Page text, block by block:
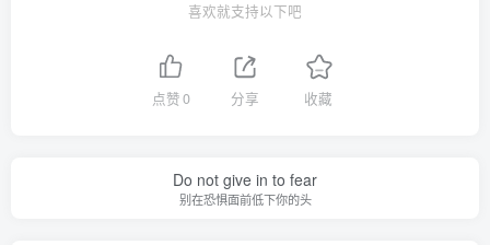
喜欢就支持以下吧
点赞0 分享 收藏
Do not give in to fear
别在恐惧面前低下你的头